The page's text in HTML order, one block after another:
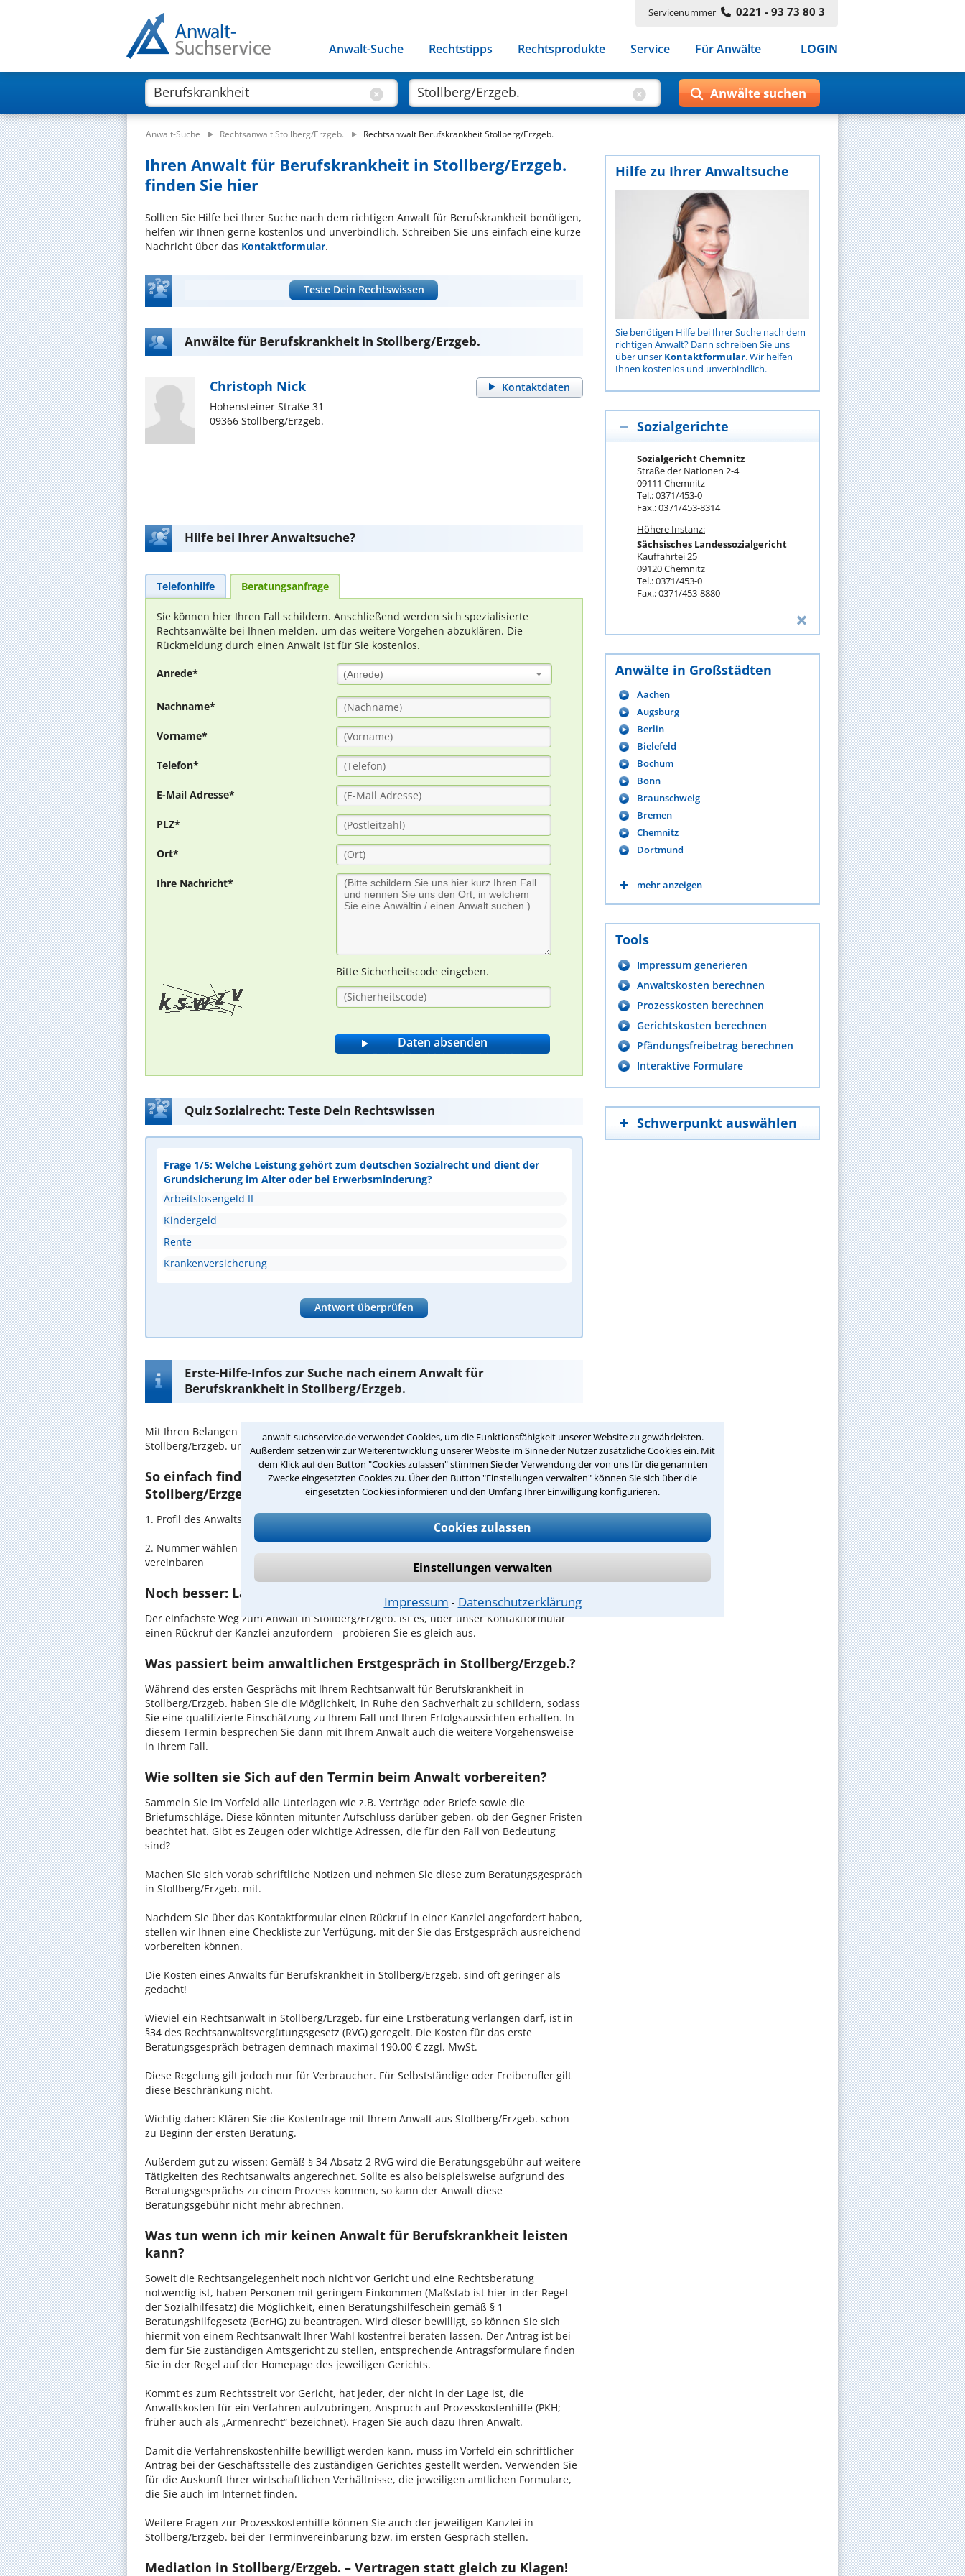
anwalt-suchservice.de verwendet Cookies, um die Funktionsfähigkeit unserer Website zu gewährleisten.
Außerdem setzen wir zur Weiterentwicklung unserer Website im Sinne der Nutzer zusätzliche Cookies ein. Mit
dem Klick auf den Button "Cookies zulassen" stimmen Sie der Verwendung der von uns für die genannten
Zwecke eingesetzten Cookies zu. Über den Button "Einstellungen verwalten" können Sie sich über die
eingesetzten Cookies informieren und den Umfang Ihrer Einwilligung konfigurieren.
Cookies zulassen
Einstellungen verwalten
Impressum ⁃ Datenschutzerklärung
Servicenummer 0221 - 93 73 80 3
Anwalt-Suche Rechtstipps Rechtsprodukte Service Für Anwälte LOGIN
Anwalt-Suche Rechtsanwalt Stollberg/Erzgeb. Rechtsanwalt Berufskrankheit Stollberg/Erzgeb.
Ihren Anwalt für Berufskrankheit in Stollberg/Erzgeb.
finden Sie hier
Sollten Sie Hilfe bei Ihrer Suche nach dem richtigen Anwalt für Berufskrankheit benötigen,
helfen wir Ihnen gerne kostenlos und unverbindlich. Schreiben Sie uns einfach eine kurze
Nachricht über das Kontaktformular.
Teste Dein Rechtswissen
Anwälte für Berufskrankheit in Stollberg/Erzgeb.
Kontaktdaten
Christoph Nick
Hohensteiner Straße 31
09366 Stollberg/Erzgeb.
Hilfe bei Ihrer Anwaltsuche?
Telefonhilfe Beratungsanfrage
Sie können hier Ihren Fall schildern. Anschließend werden sich spezialisierte
Rechtsanwälte bei Ihnen melden, um das weitere Vorgehen abzuklären. Die
Rückmeldung durch einen Anwalt ist für Sie kostenlos.
Anrede* (Anrede)
Nachname*
Vorname*
Telefon*
E-Mail Adresse*
PLZ*
Ort*
Ihre Nachricht*
Bitte Sicherheitscode eingeben.
Quiz Sozialrecht: Teste Dein Rechtswissen
Frage 1/5: Welche Leistung gehört zum deutschen Sozialrecht und dient der
Grundsicherung im Alter oder bei Erwerbsminderung?
Arbeitslosengeld II
Kindergeld
Rente
Krankenversicherung
Antwort überprüfen
Erste-Hilfe-Infos zur Suche nach einem Anwalt für
Berufskrankheit in Stollberg/Erzgeb.
Mit Ihren Belangen im Berufskrankheit
sind Sie bei unseren Anwälten aus
Stollberg/Erzgeb. und Umgebung in guten Händen.
So einfach finden Sie den passenden Anwalt für Berufskrankheit in
Stollberg/Erzgeb.:
1. Profil des Anwalts für Berufskrankheit in Ihrer Umgebung auswählen
2. Nummer wählen und direkt mit der Kanzlei in Stollberg/Erzgeb. einen Beratungstermin
vereinbaren
Noch besser: Lassen Sie sich zurückrufen
Der einfachste Weg zum Anwalt in Stollberg/Erzgeb. ist es, über unser Kontaktformular
einen Rückruf der Kanzlei anzufordern - probieren Sie es gleich aus.
Was passiert beim anwaltlichen Erstgespräch in Stollberg/Erzgeb.?
Während des ersten Gesprächs mit Ihrem Rechtsanwalt für Berufskrankheit in
Stollberg/Erzgeb. haben Sie die Möglichkeit, in Ruhe den Sachverhalt zu schildern, sodass
Sie eine qualifizierte Einschätzung zu Ihrem Fall und Ihren Erfolgsaussichten erhalten. In
diesem Termin besprechen Sie dann mit Ihrem Anwalt auch die weitere Vorgehensweise
in Ihrem Fall.
Wie sollten sie Sich auf den Termin beim Anwalt vorbereiten?
Sammeln Sie im Vorfeld alle Unterlagen wie z.B. Verträge oder Briefe sowie die
Briefumschläge. Diese könnten mitunter Aufschluss darüber geben, ob der Gegner Fristen
beachtet hat. Gibt es Zeugen oder wichtige Adressen, die für den Fall von Bedeutung
sind?
Machen Sie sich vorab schriftliche Notizen und nehmen Sie diese zum Beratungsgespräch
in Stollberg/Erzgeb. mit.
Nachdem Sie über das Kontaktformular einen Rückruf in einer Kanzlei angefordert haben,
stellen wir Ihnen eine Checkliste zur Verfügung, mit der Sie das Erstgespräch ausreichend
vorbereiten können.
Die Kosten eines Anwalts für Berufskrankheit in Stollberg/Erzgeb. sind oft geringer als
gedacht!
Wieviel ein Rechtsanwalt in Stollberg/Erzgeb. für eine Erstberatung verlangen darf, ist in
§34 des Rechtsanwaltsvergütungsgesetz (RVG) geregelt. Die Kosten für das erste
Beratungsgespräch betragen demnach maximal 190,00 € zzgl. MwSt.
Diese Regelung gilt jedoch nur für Verbraucher. Für Selbstständige oder Freiberufler gilt
diese Beschränkung nicht.
Wichtig daher: Klären Sie die Kostenfrage mit Ihrem Anwalt aus Stollberg/Erzgeb. schon
zu Beginn der ersten Beratung.
Außerdem gut zu wissen: Gemäß § 34 Absatz 2 RVG wird die Beratungsgebühr auf weitere
Tätigkeiten des Rechtsanwalts angerechnet. Sollte es also beispielsweise aufgrund des
Beratungsgesprächs zu einem Prozess kommen, so kann der Anwalt diese
Beratungsgebühr nicht mehr abrechnen.
Was tun wenn ich mir keinen Anwalt für Berufskrankheit leisten
kann?
Soweit die Rechtsangelegenheit noch nicht vor Gericht und eine Rechtsberatung
notwendig ist, haben Personen mit geringem Einkommen (Maßstab ist hier in der Regel
der Sozialhilfesatz) die Möglichkeit, einen Beratungshilfeschein gemäß § 1
Beratungshilfegesetz (BerHG) zu beantragen. Wird dieser bewilligt, so können Sie sich
hiermit von einem Rechtsanwalt Ihrer Wahl kostenfrei beraten lassen. Der Antrag ist bei
dem für Sie zuständigen Amtsgericht zu stellen, entsprechende Antragsformulare finden
Sie in der Regel auf der Homepage des jeweiligen Gerichts.
Kommt es zum Rechtsstreit vor Gericht, hat jeder, der nicht in der Lage ist, die
Anwaltskosten für ein Verfahren aufzubringen, Anspruch auf Prozesskostenhilfe (PKH;
früher auch als „Armenrecht“ bezeichnet). Fragen Sie auch dazu Ihren Anwalt.
Damit die Verfahrenskostenhilfe bewilligt werden kann, muss im Vorfeld ein schriftlicher
Antrag bei der Geschäftsstelle des zuständigen Gerichtes gestellt werden. Verwenden Sie
für die Auskunft Ihrer wirtschaftlichen Verhältnisse, die jeweiligen amtlichen Formulare,
die Sie auch im Internet finden.
Weitere Fragen zur Prozesskostenhilfe können Sie auch der jeweiligen Kanzlei in
Stollberg/Erzgeb. bei der Terminvereinbarung bzw. im ersten Gespräch stellen.
Mediation in Stollberg/Erzgeb. – Vertragen statt gleich zu Klagen!
Hilfe zu Ihrer Anwaltsuche
Sie benötigen Hilfe bei Ihrer Suche nach dem
richtigen Anwalt? Dann schreiben Sie uns
über unser Kontaktformular. Wir helfen
Ihnen kostenlos und unverbindlich.
Sozialgerichte
Sozialgericht Chemnitz
Straße der Nationen 2-4
09111 Chemnitz
Tel.: 0371/453-0
Fax.: 0371/453-8314
Höhere Instanz:
Sächsisches Landessozialgericht
Kauffahrtei 25
09120 Chemnitz
Tel.: 0371/453-0
Fax.: 0371/453-8880
Anwälte in Großstädten
Aachen
Augsburg
Berlin
Bielefeld
Bochum
Bonn
Braunschweig
Bremen
Chemnitz
Dortmund
mehr anzeigen
Tools
Impressum generieren
Anwaltskosten berechnen
Prozesskosten berechnen
Gerichtskosten berechnen
Pfändungsfreibetrag berechnen
Interaktive Formulare
Schwerpunkt auswählen